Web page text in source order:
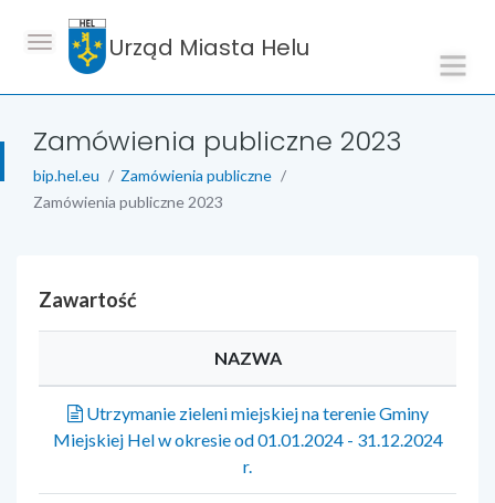
Urząd Miasta Helu
Zamówienia publiczne 2023
bip.hel.eu
Zamówienia publiczne
Zamówienia publiczne 2023
Zawartość
NAZWA
Utrzymanie zieleni miejskiej na terenie Gminy
Miejskiej Hel w okresie od 01.01.2024 - 31.12.2024
r.